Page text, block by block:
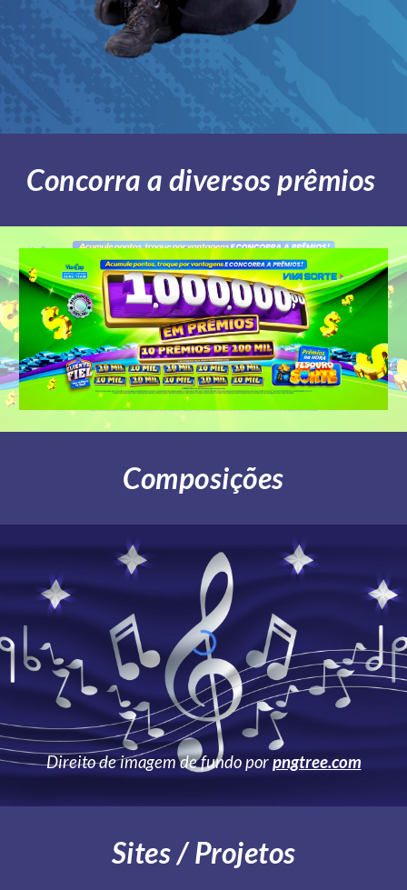
Concorra a diversos prêmios
Composições
Direito de imagem de fundo porpngtree.com
Sites / Projetos